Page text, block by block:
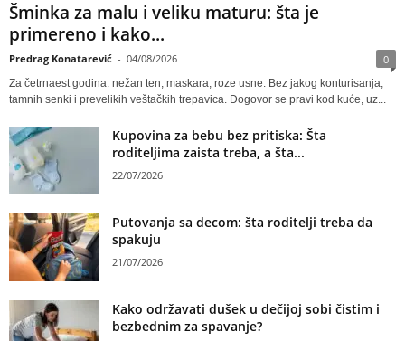
Šminka za malu i veliku maturu: šta je
primereno i kako...
Predrag Konatarević - 04/08/2026 0
Za četrnaest godina: nežan ten, maskara, roze usne. Bez jakog konturisanja,
tamnih senki i prevelikih veštačkih trepavica. Dogovor se pravi kod kuće, uz...
Kupovina za bebu bez pritiska: Šta
roditeljima zaista treba, a šta...
22/07/2026
Putovanja sa decom: šta roditelji treba da
spakuju
21/07/2026
Kako održavati dušek u dečijoj sobi čistim i
bezbednim za spavanje?